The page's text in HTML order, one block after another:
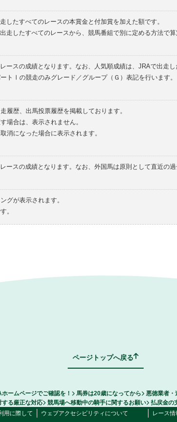
したすべてのレースの本賞金と付加賞を加えた額です。
走したすべてのレースから、競馬番組で別に定める方法で算
ースの成績となります。なお、人気順成績は、JRAで出走し
トⅠの競走のみグレード／グループ（Ｇ）表記を行います。
履歴、出馬投票履歴を掲載しております。
場合は、表示されません。
消になった場合に表示されます。
ースの成績となります。なお、外国馬は原則として直近の過
グが表示されます。
。
ページトップへ戻る
ームページでご確認を！ 馬券は20歳になってから
悪徳業者・
する厳正な対応
競馬場へ移動中の騎手に関するお願い
払戻金の
用に際して ウェブアクセシビリティについて レース情